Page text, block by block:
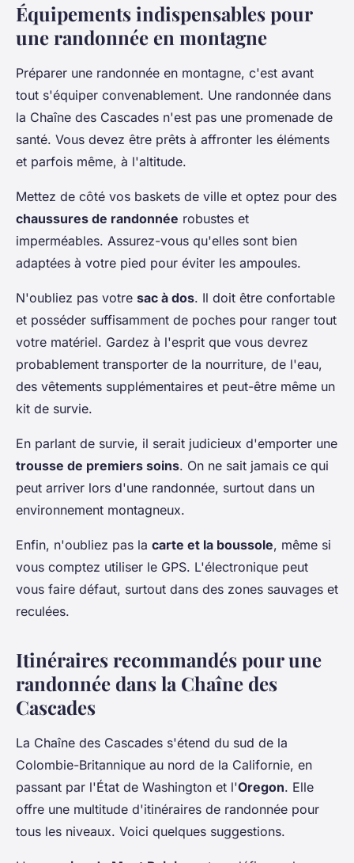
Équipements indispensables pour
une randonnée en montagne
Préparer une randonnée en montagne, c'est avant
tout s'équiper convenablement. Une randonnée dans
la Chaîne des Cascades n'est pas une promenade de
santé. Vous devez être prêts à affronter les éléments
et parfois même, à l'altitude.
Mettez de côté vos baskets de ville et optez pour des
chaussures de randonnée robustes et
imperméables. Assurez-vous qu'elles sont bien
adaptées à votre pied pour éviter les ampoules.
N'oubliez pas votre sac à dos. Il doit être confortable
et posséder suffisamment de poches pour ranger tout
votre matériel. Gardez à l'esprit que vous devrez
probablement transporter de la nourriture, de l'eau,
des vêtements supplémentaires et peut-être même un
kit de survie.
En parlant de survie, il serait judicieux d'emporter une
trousse de premiers soins. On ne sait jamais ce qui
peut arriver lors d'une randonnée, surtout dans un
environnement montagneux.
Enfin, n'oubliez pas la carte et la boussole, même si
vous comptez utiliser le GPS. L'électronique peut
vous faire défaut, surtout dans des zones sauvages et
reculées.
Itinéraires recommandés pour une
randonnée dans la Chaîne des
Cascades
La Chaîne des Cascades s'étend du sud de la
Colombie-Britannique au nord de la Californie, en
passant par l'État de Washington et l'Oregon. Elle
offre une multitude d'itinéraires de randonnée pour
tous les niveaux. Voici quelques suggestions.